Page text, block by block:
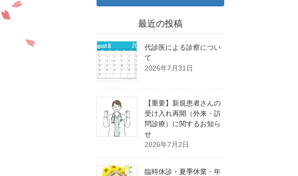
最近の投稿
代診医による診察につい
て
2026年7月31日
【重要】新規患者さんの
受け入れ再開（外来・訪
問診療）に関するお知ら
せ
2026年7月2日
臨時休診・夏季休業・年